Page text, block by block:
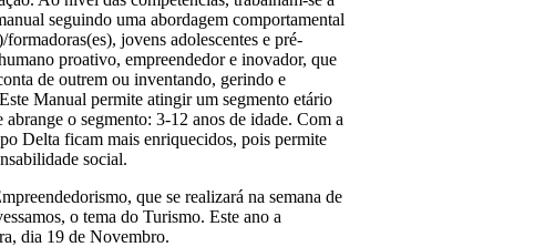
seguindo uma abordagem comportamental
jovens adolescentes e pré-
proativo, empreendedor e inovador, que
de outrem ou inventando, gerindo e
Manual permite atingir um segmento etário
o segmento: 3-12 anos de idade. Com a
Delta ficam mais enriquecidos, pois permite
social.
que se realizará na semana de
o tema do Turismo. Este ano a
dia 19 de Novembro.